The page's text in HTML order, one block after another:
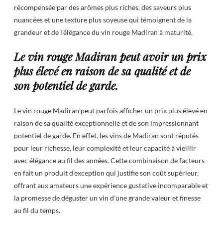
récompensée par des arômes plus riches, des saveurs plus
nuancées et une texture plus soyeuse qui témoignent de la
grandeur et de l’élégance du vin rouge Madiran à maturité.
Le vin rouge Madiran peut avoir un prix
plus élevé en raison de sa qualité et de
son potentiel de garde.
Le vin rouge Madiran peut parfois afficher un prix plus élevé en
raison de sa qualité exceptionnelle et de son impressionnant
potentiel de garde. En effet, les vins de Madiran sont réputés
pour leur richesse, leur complexité et leur capacité à vieillir
avec élégance au fil des années. Cette combinaison de facteurs
en fait un produit d’exception qui justifie son coût supérieur,
offrant aux amateurs une expérience gustative incomparable et
la promesse de déguster un vin d’une grande valeur et finesse
au fil du temps.